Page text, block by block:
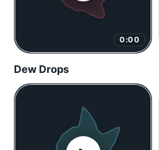
0:00
Dew Drops